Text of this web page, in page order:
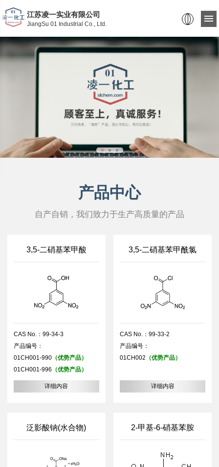
江苏凌一实业有限公司
JiangSu 01 Industrial Co., Ltd.
产品中心
自产自销，我们致力于生产高质量的产品
3,5-二硝基苯甲酸
CAS No.：99-34-3
产品编号：
01CH001-990（优势产品）
01CH001-996 （优势产品）
详细内容
3,5-二硝基苯甲酰氯
CAS No.：99-33-2
产品编号：
01CH002 （优势产品）
详细内容
泛影酸钠(水合物) 2-甲基-6-硝基苯胺